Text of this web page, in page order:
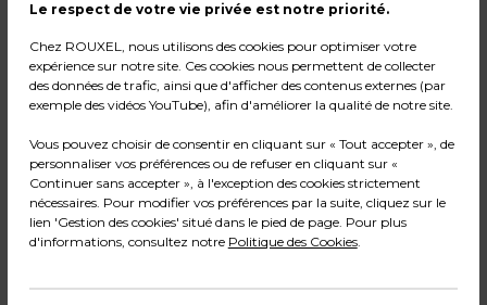
vitrine - Podium de présentation magasin
Code :33852
Couleur : Noir
Poids : 8,54 kg
Le respect de votre vie privée est notre priorité.
Chez ROUXEL, nous utilisons des cookies pour optimiser votre
expérience sur notre site. Ces cookies nous permettent de collecter
des données de trafic, ainsi que d'afficher des contenus externes (par
exemple des vidéos YouTube), afin d'améliorer la qualité de notre site.
Vous pouvez choisir de consentir en cliquant sur « Tout accepter », de
personnaliser vos préférences ou de refuser en cliquant sur «
Continuer sans accepter », à l'exception des cookies strictement
nécessaires. Pour modifier vos préférences par la suite, cliquez sur le
lien 'Gestion des cookies' situé dans le pied de page. Pour plus
d'informations, consultez notre Politique des Cookies.